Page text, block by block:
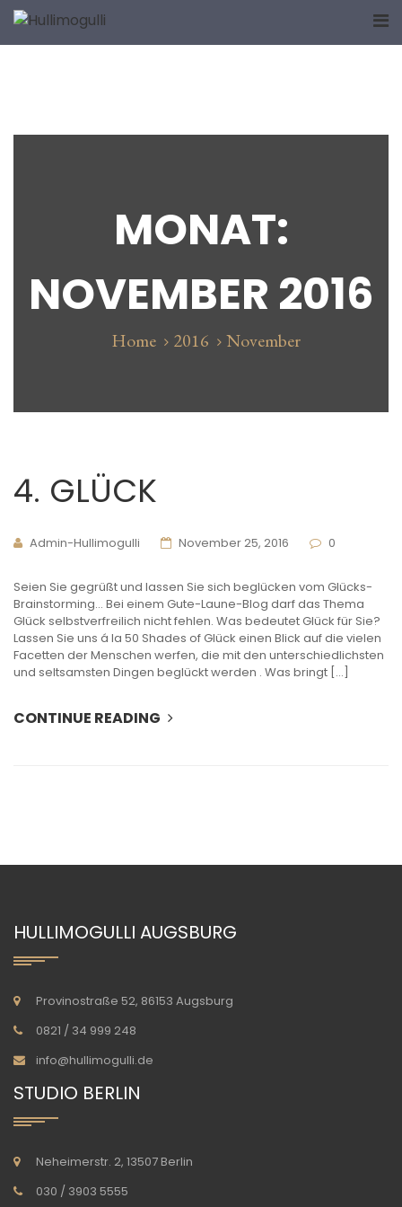
Home
IDEEN-KÜCHE
MONAT:
NOVEMBER 2016
Home 2016 November
4. GLÜCK
Admin-Hullimogulli November 25, 2016 0
Seien Sie gegrüßt und lassen Sie sich beglücken vom Glücks-
Brainstorming… Bei einem Gute-Laune-Blog darf das Thema
Glück selbstverfreilich nicht fehlen. Was bedeutet Glück für Sie?
Lassen Sie uns á la 50 Shades of Glück einen Blick auf die vielen
Facetten der Menschen werfen, die mit den unterschiedlichsten
und seltsamsten Dingen beglückt werden . Was bringt […]
CONTINUE READING
HULLIMOGULLI AUGSBURG
Provinostraße 52, 86153 Augsburg
0821 / 34 999 248
info@hullimogulli.de
STUDIO BERLIN
Neheimerstr. 2, 13507 Berlin
030 / 3903 5555